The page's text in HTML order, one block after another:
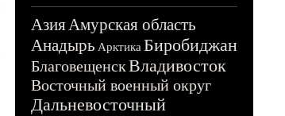
АзияАмурская область
Анадырь Арктика Биробиджан
БлаговещенскВладивосток
Восточный военный округ
Дальневосточный